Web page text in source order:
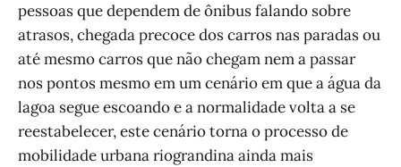
pessoas que dependem de ônibus falando sobre
atrasos, chegada precoce dos carros nas paradas ou
até mesmo carros que não chegam nem a passar
nos pontos mesmo em um cenário em que a água da
lagoa segue escoando e a normalidade volta a se
reestabelecer, este cenário torna o processo de
mobilidade urbana riograndina ainda mais